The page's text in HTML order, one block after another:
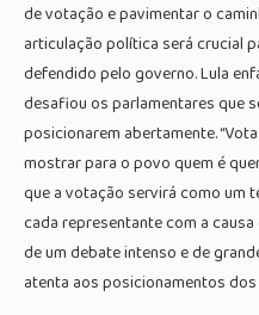
de votação e pavimentar o
articulação política será crucial
defendido pelo governo. Lula
desafiou os parlamentares que
posicionarem abertamente.
mostrar para o povo quem é
que a votação servirá como
cada representante com a
de um debate intenso e de
atenta aos posicionamentos